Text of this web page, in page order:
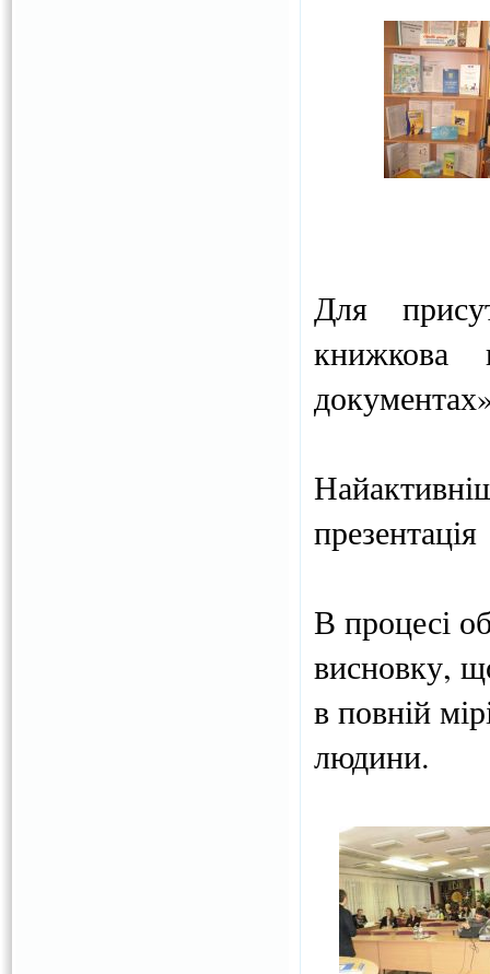
Для
книжкова
В процесі
висновку,
в повній
людини.